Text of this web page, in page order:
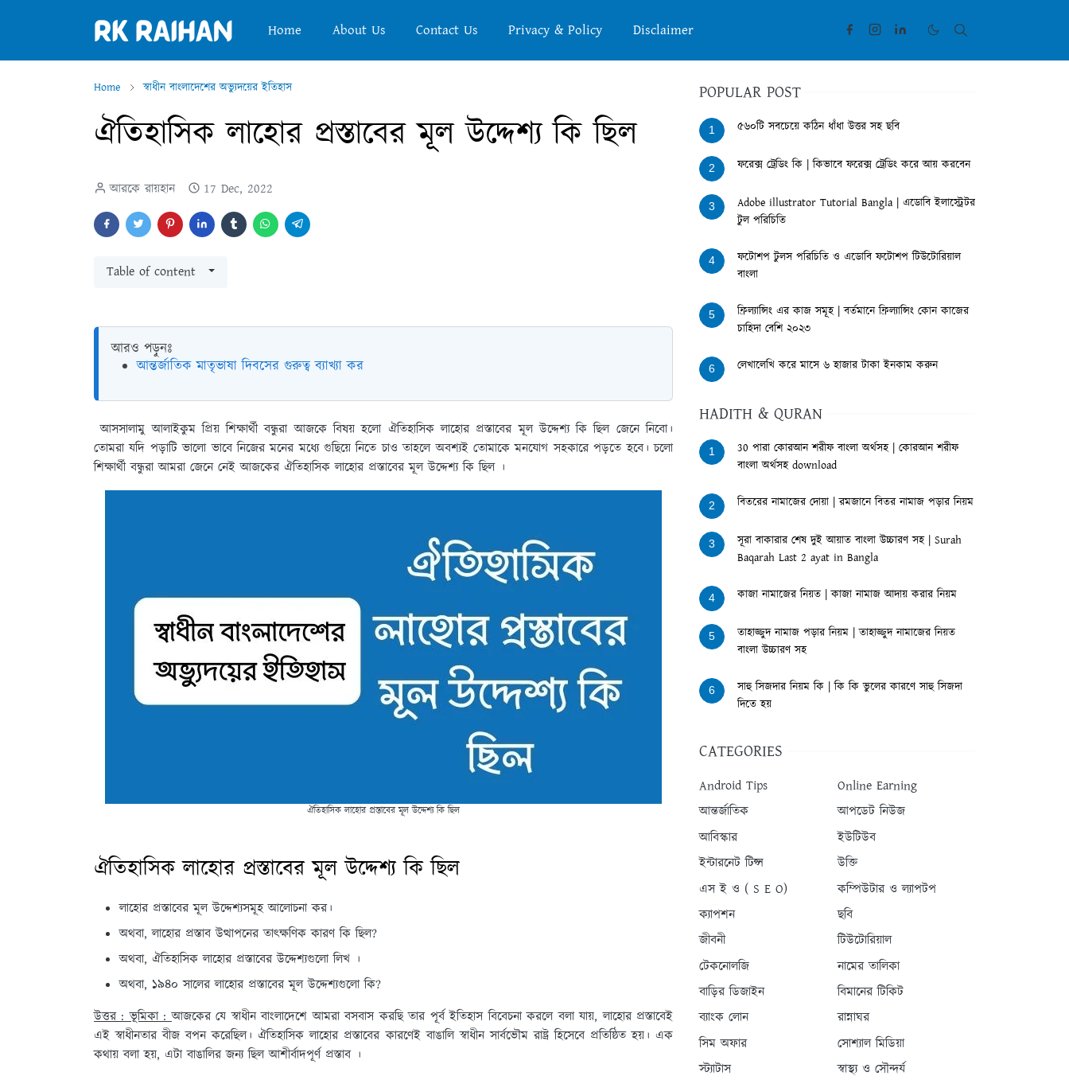
Home About Us Contact Us Privacy & Policy Disclaimer
Home স্বাধীন বাংলাদেশের অভ্যুদয়ের ইতিহাস
ঐতিহাসিক লাহোর প্রস্তাবের মূল উদ্দেশ্য কি ছিল
আরকে রায়হান 17 Dec, 2022
Table of content
আরও পড়ুনঃ
আন্তর্জাতিক মাতৃভাষা দিবসের গুরুত্ব ব্যাখ্যা কর
আসসালামু আলাইকুম প্রিয় শিক্ষার্থী বন্ধুরা আজকে বিষয় হলো ঐতিহাসিক লাহোর প্রস্তাবের মূল উদ্দেশ্য কি ছিল জেনে নিবো।
তোমরা যদি পড়াটি ভালো ভাবে নিজের মনের মধ্যে গুছিয়ে নিতে চাও তাহলে অবশ্যই তোমাকে মনযোগ সহকারে পড়তে হবে। চলো
শিক্ষার্থী বন্ধুরা আমরা জেনে নেই আজকের ঐতিহাসিক লাহোর প্রস্তাবের মূল উদ্দেশ্য কি ছিল ।
ঐতিহাসিক লাহোর প্রস্তাবের মূল উদ্দেশ্য কি ছিল
ঐতিহাসিক লাহোর প্রস্তাবের মূল উদ্দেশ্য কি ছিল
লাহোর প্রস্তাবের মূল উদ্দেশ্যসমূহ আলোচনা কর।
অথবা, লাহোর প্রস্তাব উত্থাপনের তাৎক্ষণিক কারণ কি ছিল?
অথবা, ঐতিহাসিক লাহোর প্রস্তাবের উদ্দেশ্যগুলো লিখ ।
অথবা, ১৯৪০ সালের লাহোর প্রস্তাবের মূল উদ্দেশ্যগুলো কি?
উত্তর : ভূমিকা :আজকের যে স্বাধীন বাংলাদেশে আমরা বসবাস করছি তার পূর্ব ইতিহাস বিবেচনা করলে বলা যায়, লাহোর প্রস্তাবেই
এই স্বাধীনতার বীজ বপন করেছিল। ঐতিহাসিক লাহোর প্রস্তাবের কারণেই বাঙালি স্বাধীন সার্বভৌম রাষ্ট্র হিসেবে প্রতিষ্ঠিত হয়। এক
কথায় বলা হয়, এটা বাঙালির জন্য ছিল আশীর্বাদপূর্ণ প্রস্তাব ।
POPULAR POST
1 ৫৬০টি সবচেয়ে কঠিন ধাঁধা উত্তর সহ ছবি
2 ফরেক্স ট্রেডিং কি | কিভাবে ফরেক্স ট্রেডিং করে আয় করবেন
3
Adobe illustrator Tutorial Bangla | এডোবি ইলাস্ট্রেটর
টুল পরিচিতি
4
ফটোশপ টুলস পরিচিতি ও এডোবি ফটোশপ টিউটোরিয়াল
বাংলা
5
ফ্রিল্যান্সিং এর কাজ সমূহ | বর্তমানে ফ্রিল্যান্সিং কোন কাজের
চাহিদা বেশি ২০২৩
6 লেখালেখি করে মাসে ৬ হাজার টাকা ইনকাম করুন
HADITH & QURAN
1
30 পারা কোরআন শরীফ বাংলা অর্থসহ | কোরআন শরীফ
বাংলা অর্থসহ download
2 বিতরের নামাজের দোয়া | রমজানে বিতর নামাজ পড়ার নিয়ম
3
সূরা বাকারার শেষ দুই আয়াত বাংলা উচ্চারণ সহ | Surah
Baqarah Last 2 ayat in Bangla
4 কাজা নামাজের নিয়ত | কাজা নামাজ আদায় করার নিয়ম
5
তাহাজ্জুদ নামাজ পড়ার নিয়ম | তাহাজ্জুদ নামাজের নিয়ত
বাংলা উচ্চারণ সহ
6
সাহু সিজদার নিয়ম কি | কি কি ভুলের কারণে সাহু সিজদা
দিতে হয়
CATEGORIES
Android Tips
Online Earning
আন্তর্জাতিক
আপডেট নিউজ
আবিস্কার
ইউটিউব
ইন্টারনেট টিপ্স
উক্তি
এস ই ও ( S E O)
কম্পিউটার ও ল্যাপটপ
ক্যাপশন
ছবি
জীবনী
টিউটোরিয়াল
টেকনোলজি
নামের তালিকা
বাড়ির ডিজাইন
বিমানের টিকিট
ব্যাংক লোন
রান্নাঘর
সিম অফার
সোশ্যাল মিডিয়া
স্ট্যাটাস
স্বাস্থ্য ও সৌন্দর্য